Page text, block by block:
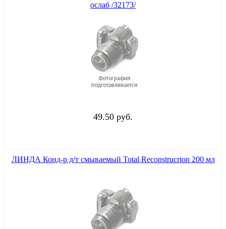
ослаб /32173/
49.50 руб.
ЛИНДА Конд-р д/т смываемый Total Reconstrucrion 200 мл